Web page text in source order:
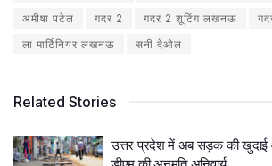
अमीषा पटेल
गदर 2 गदर 2 शूटिंग लखनऊ
ला मार्टिनियर लखनऊ
सनी देओल
Related Stories
उत्तर प्रदेश में अब सड़क की